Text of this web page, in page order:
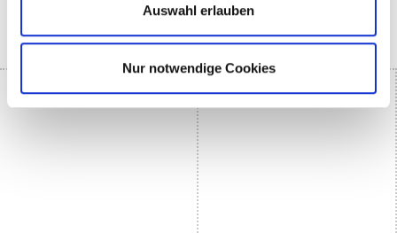
Auswahl erlauben
Nur notwendige Cookies
PARTNER KLIMAHOUSE PRIZE